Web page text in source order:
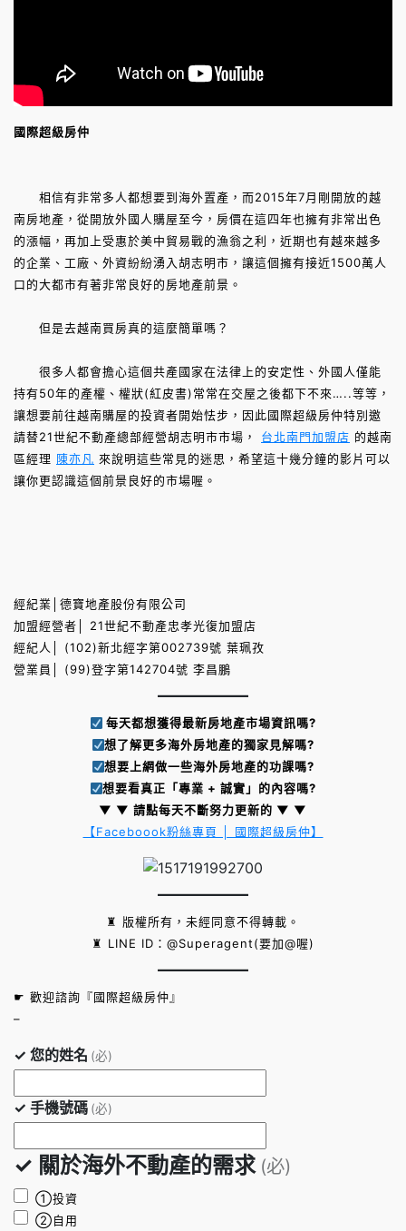
國際超級房仲
相信有非常多人都想要到海外置產，而2015年7月剛開放的越
南房地產，從開放外國人購屋至今，房價在這四年也擁有非常出色
的漲幅，再加上受惠於美中貿易戰的漁翁之利，近期也有越來越多
的企業、工廠、外資紛紛湧入胡志明市，讓這個擁有接近1500萬人
口的大都市有著非常良好的房地產前景。
但是去越南買房真的這麼簡單嗎？
很多人都會擔心這個共產國家在法律上的安定性、外國人僅能
持有50年的產權、權狀(紅皮書)常常在交屋之後都下不來…..等等，
讓想要前往越南購屋的投資者開始怯步，因此國際超級房仲特別邀
請替21世紀不動產總部經營胡志明市市場， 台北南門加盟店 的越南
區經理 陳亦凡 來說明這些常見的迷思，希望這十幾分鐘的影片可以
讓你更認識這個前景良好的市場喔。
經紀業│德寶地產股份有限公司
加盟經營者│ 21世紀不動產忠孝光復加盟店
經紀人│ (102)新北經字第002739號 葉珮孜
營業員│ (99)登字第142704號 李昌鵬
每天都想獲得最新房地產市場資訊嗎?
想了解更多海外房地產的獨家見解嗎?
想要上網做一些海外房地產的功課嗎?
想要看真正「專業 + 誠實」的內容嗎?
▼ ▼ 請點每天不斷努力更新的 ▼ ▼
【Faceboook粉絲專頁 │ 國際超級房仲】
♜ 版權所有，未經同意不得轉載。
♜ LINE ID：@Superagent(要加@喔)
☛ 歡迎諮詢『國際超級房仲』
–
✓ 您的姓名 (必)
✓ 手機號碼 (必)
✓ 關於海外不動產的需求 (必)
①投資
②自用